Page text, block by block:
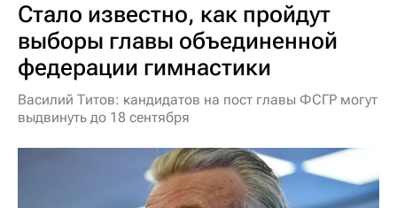
Стало известно, как пройдут
выборы главы объединенной
федерации гимнастики
Василий Титов: кандидатов на пост главы ФСГР могут
выдвинуть до 18 сентября